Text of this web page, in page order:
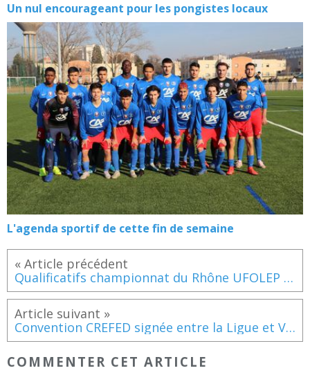
Un nul encourageant pour les pongistes locaux
L'agenda sportif de cette fin de semaine
Qualificatifs championnat du Rhône UFOLEP de judo
Convention CREFED signée entre la Ligue et Vénissieux Escrime
COMMENTER CET ARTICLE